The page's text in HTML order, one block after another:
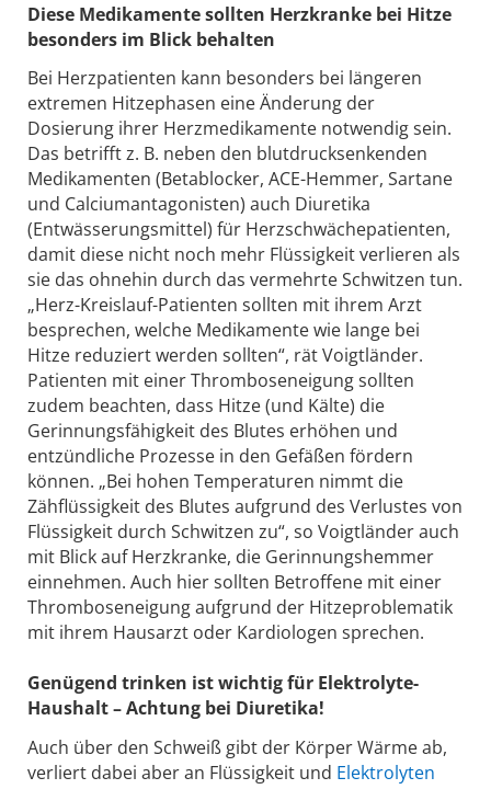
Diese Medikamente sollten Herzkranke bei Hitze
besonders im Blick behalten
Bei Herzpatienten kann besonders bei längeren
extremen Hitzephasen eine Änderung der
Dosierung ihrer Herzmedikamente notwendig sein.
Das betrifft z. B. neben den blutdrucksenkenden
Medikamenten (Betablocker, ACE-Hemmer, Sartane
und Calciumantagonisten) auch Diuretika
(Entwässerungsmittel) für Herzschwächepatienten,
damit diese nicht noch mehr Flüssigkeit verlieren als
sie das ohnehin durch das vermehrte Schwitzen tun.
„Herz-Kreislauf-Patienten sollten mit ihrem Arzt
besprechen, welche Medikamente wie lange bei
Hitze reduziert werden sollten“, rät Voigtländer.
Patienten mit einer Thromboseneigung sollten
zudem beachten, dass Hitze (und Kälte) die
Gerinnungsfähigkeit des Blutes erhöhen und
entzündliche Prozesse in den Gefäßen fördern
können. „Bei hohen Temperaturen nimmt die
Zähflüssigkeit des Blutes aufgrund des Verlustes von
Flüssigkeit durch Schwitzen zu“, so Voigtländer auch
mit Blick auf Herzkranke, die Gerinnungshemmer
einnehmen. Auch hier sollten Betroffene mit einer
Thromboseneigung aufgrund der Hitzeproblematik
mit ihrem Hausarzt oder Kardiologen sprechen.
Genügend trinken ist wichtig für Elektrolyte-
Haushalt – Achtung bei Diuretika!
Auch über den Schweiß gibt der Körper Wärme ab,
verliert dabei aber an Flüssigkeit und Elektrolyten